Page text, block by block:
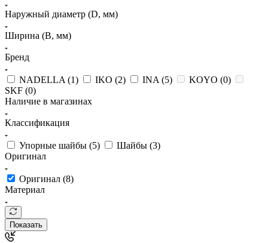
Наружный диаметр (D, мм)
Ширина (B, мм)
Бренд
NADELLA (1) IKO (2) INA (5) KOYO (0)
SKF (0)
Наличие в магазинах
Классификация
Упорные шайбы (5) Шайбы (3)
Оригинал
Оригинал (8)
Материал
Показать